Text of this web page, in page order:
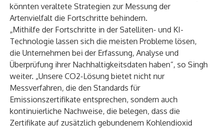
könnten veraltete Strategien zur Messung der
Artenvielfalt die Fortschritte behindern.
„Mithilfe der Fortschritte in der Satelliten- und KI-
Technologie lassen sich die meisten Probleme lösen,
die Unternehmen bei der Erfassung, Analyse und
Überprüfung ihrer Nachhaltigkeitsdaten haben“, so Singh
weiter. „Unsere CO2-Lösung bietet nicht nur
Messverfahren, die den Standards für
Emissionszertifikate entsprechen, sondern auch
kontinuierliche Nachweise, die belegen, dass die
Zertifikate auf zusätzlich gebundenem Kohlendioxid